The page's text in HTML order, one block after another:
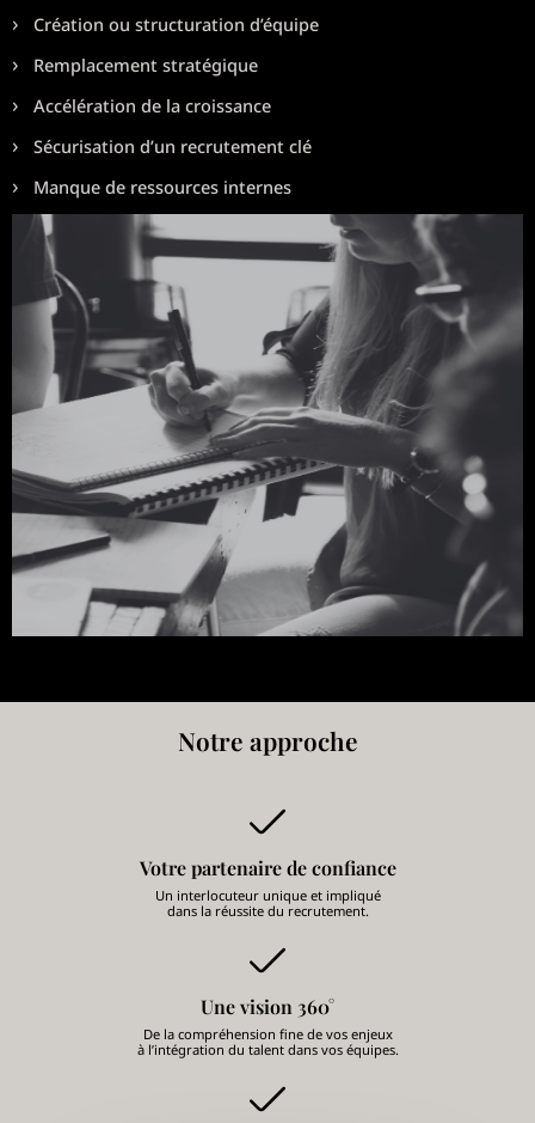
Création ou structuration d’équipe
Remplacement stratégique
Accélération de la croissance
Sécurisation d’un recrutement clé
Manque de ressources internes
Notre approche
Votre partenaire de confiance
Un interlocuteur unique et impliqué
dans la réussite du recrutement.
Une vision 360°
De la compréhension fine de vos enjeux
à l’intégration du talent dans vos équipes.